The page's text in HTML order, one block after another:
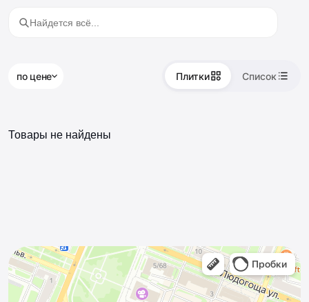
по цене Плитки Список
Товары не найдены